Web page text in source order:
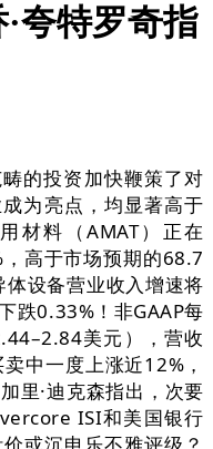
夸特罗奇指
的投资加快鞭策了对
为亮点，均显著高于
材料（AMAT）正在
高于市场预期的68.7
设备营业收入增速将
跌0.33%！非GAAP每
美元），营收
中一度上涨近12%，
里·迪克森指出，次要
ISI和美国银行